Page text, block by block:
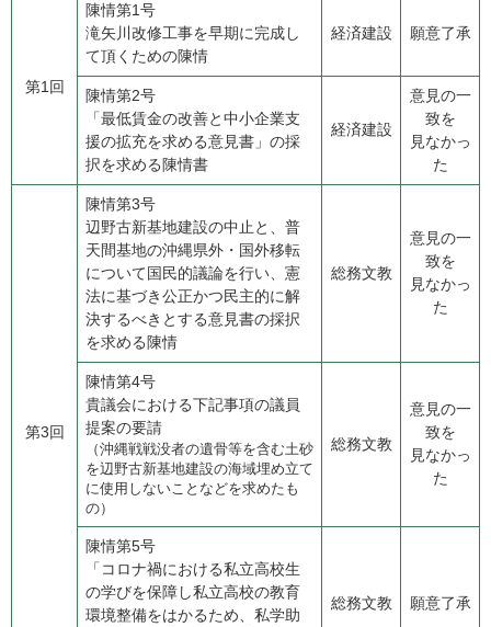
第1回
陳情第1号
滝矢川改修工事を早期に完成し
て頂くための陳情
経済建設 願意了承
陳情第2号
​「最低賃金の改善と中小企業支
援の拡充を求める意見書」の採
択を求める陳情書
経済建設
意見の一
致を
見なかっ
た
第3回
陳情第3号
辺野古新基地建設の中止と、普
天間基地の沖縄県外・国外移転
について国民的議論を行い、憲
法に基づき公正かつ民主的に解
決するべきとする意見書の採択
を求める陳情
総務文教
意見の一
致を
見なかっ
た
陳情第4号
貴議会における下記事項の議員
提案の要請
（沖縄戦戦没者の遺骨等を含む土砂
を辺野古新基地建設の海域埋め立て
に使用しないことなどを求めたも
の）
総務文教
意見の一
致を
見なかっ
た
陳情第5号
​「コロナ禍における私立高校生
の学びを保障し私立高校の教育
環境整備をはかるため、私学助
総務文教 願意了承